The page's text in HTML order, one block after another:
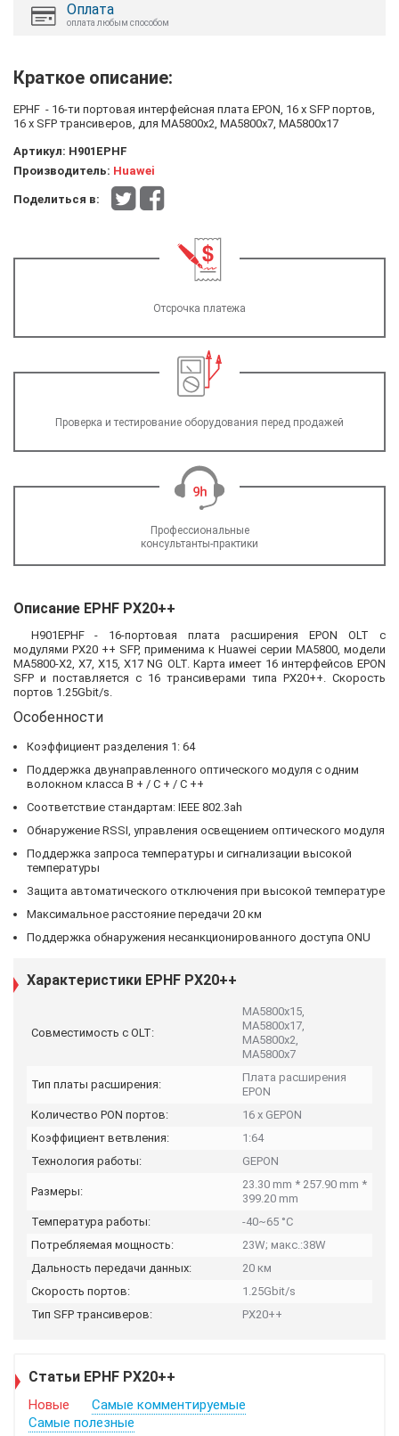
Оплата
оплата любым способом
Краткое описание:
EPHF - 16-ти портовая интерфейсная плата EPON, 16 х SFP портов,
16 х SFP трансиверов, для MA5800x2, MA5800x7, MA5800x17
Артикул: H901EPHF
Производитель: Huawei
Поделиться в:
Отсрочка платежа
Проверка и тестирование оборудования перед продажей
Профессиональные
консультанты-практики
Описание EPHF PX20++
H901EPHF - 16-портовая плата расширения EPON OLT с
модулями PX20 ++ SFP, применима к Huawei серии MA5800, модели
MA5800-X2, X7, X15, X17 NG OLT. Карта имеет 16 интерфейсов EPON
SFP и поставляется с 16 трансиверами типа PX20++. Скорость
портов 1.25Gbit/s.
Особенности
Коэффициент разделения 1: 64
Поддержка двунаправленного оптического модуля с одним
волокном класса B + / C + / C ++
Соответствие стандартам: IEEE 802.3ah
Обнаружение RSSI, управления освещением оптического модуля
Поддержка запроса температуры и сигнализации высокой
температуры
Защита автоматического отключения при высокой температуре
Максимальное расстояние передачи 20 км
Поддержка обнаружения несанкционированного доступа ONU
Характеристики EPHF PX20++
Совместимость с OLT:
MA5800x15,
MA5800x17,
MA5800x2,
MA5800x7
Тип платы расширения:
Плата расширения
EPON
Количество PON портов:
16 x GEPON
Коэффициент ветвления:
1:64
Технология работы:
GEPON
Размеры:
23.30 mm * 257.90 mm *
399.20 mm
Температура работы:
-40~65 °C
Потребляемая мощность:
23W; макс.:38W
Дальность передачи данных:
20 км
Скорость портов:
1.25Gbit/s
Тип SFP трансиверов:
PX20++
Статьи EPHF PX20++
Новые
Самые комментируемые
Самые полезные